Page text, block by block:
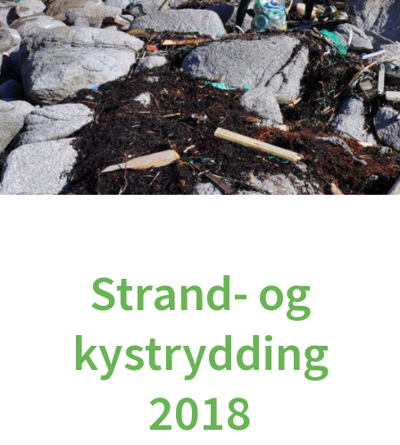
Strand- og
kystrydding
2018